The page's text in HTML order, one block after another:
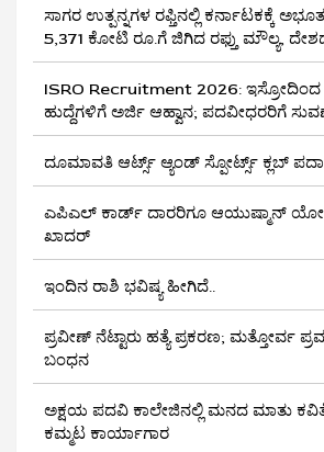
ಸಾಗರ ಉತ್ಪನ್ನಗಳ ರಫ್ತಿನಲ್ಲಿ ಕರ್ನಾಟಕಕ್ಕೆ
5,371 ಕೋಟಿ ರೂ.ಗೆ ಜಿಗಿದ ರಫ್ತು ಮೌಲ್ಯ,
ISRO Recruitment 2026:
ಹುದ್ದೆಗಳಿಗೆ ಅರ್ಜಿ ಆಹ್ವಾನ; ಪದವೀಧರರಿಗೆ
ದೂಮಾವತಿ ಆರ್ಟ್ಸ್ ಆ್ಯಂಡ್ ಸ್ಪೋರ್ಟ್ಸ್ ಕ್ಲಬ್‌
ಎಪಿಎಲ್ ಕಾರ್ಡ್ ದಾರರಿಗೂ ಆಯುಷ್ಮಾನ್
ಖಾದರ್
ಇಂದಿನ ರಾಶಿ ಭವಿಷ್ಯ ಹೀಗಿದೆ..
ಪ್ರವೀಣ್ ನೆಟ್ಟಾರು ಹತ್ಯೆ ಪ್ರಕರಣ; ಮತ್ತೋರ್ವ
ಬಂಧನ
ಅಕ್ಷಯ ಪದವಿ ಕಾಲೇಜಿನಲ್ಲಿ ಮನದ ಮಾತು
ಕಮ್ಮಟ ಕಾರ್ಯಾಗಾರ